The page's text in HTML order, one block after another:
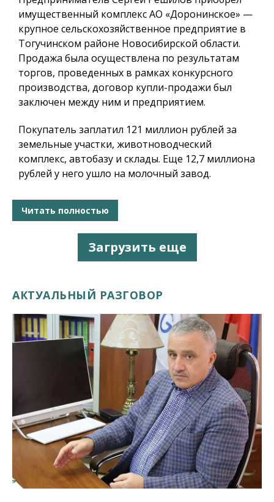
имущественный комплекс АО «Доронинское» —
крупное сельскохозяйственное предприятие в
Тогучинском районе Новосибирской области.
Продажа была осуществлена по результатам
торгов, проведенных в рамках конкурсного
производства, договор купли-продажи был
заключен между ним и предприятием.
Покупатель заплатил 121 миллион рублей за
земельные участки, животноводческий
комплекс, автобазу и склады. Еще 12,7 миллиона
рублей у него ушло на молочный завод.
Читать полностью
Загрузить еще
АКТУАЛЬНЫЙ РАЗГОВОР